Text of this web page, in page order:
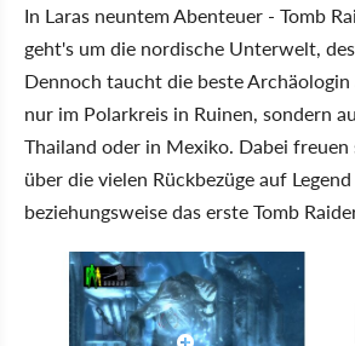
In Laras neuntem Abenteuer - Tomb
geht's um die nordische Unterwelt,
Dennoch taucht die beste
nur im Polarkreis in Ruinen, sondern
Thailand oder in Mexiko. Dabei freuen
über die vielen Rückbezüge auf
beziehungsweise das erste Tomb